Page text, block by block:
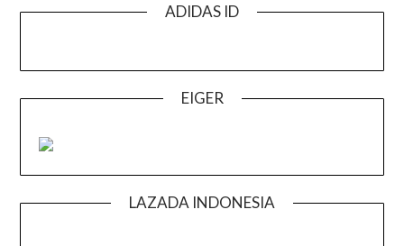
ADIDAS ID
EIGER
LAZADA INDONESIA